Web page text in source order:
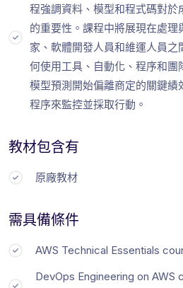
程強調資料、模型和程式碼對
的重要性。課程中將展現在處
家、軟體開發人員和維運人員
何使用工具、自動化、程序和團
模型預測開始偏離商定的關鍵績
程序來監控並採取行動。
教材包含有
原廠教材
需具備條件
AWS Technical Essentials
DevOps Engineering on AWS